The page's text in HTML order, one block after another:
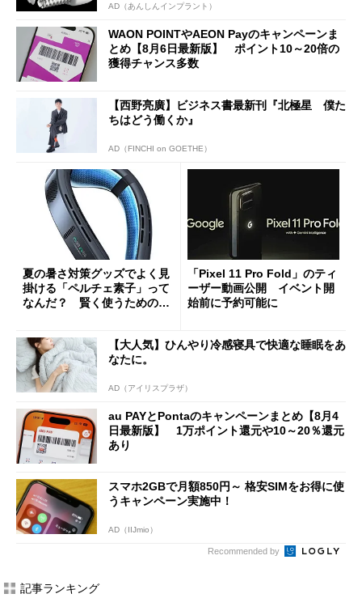
AD（あんしんインプラント）
WAON POINTやAEON Payのキャンペーンま
とめ【8月6日最新版】 ポイント10～20倍の
獲得チャンス多数
【西野亮廣】ビジネス書最新刊『北極星 僕た
ちはどう働くか』
AD（FINCHI on GOETHE）
夏の暑さ対策グッズでよく見
掛ける「ペルチェ素子」って
なんだ？ 賢く使うための注
「Pixel 11 Pro Fold」のティ
ーザー動画公開 イベント開
始前に予約可能に
【大人気】ひんやり冷感寝具で快適な睡眠をあ
なたに。
AD（アイリスプラザ）
au PAYとPontaのキャンペーンまとめ【8月4
日最新版】 1万ポイント還元や10～20％還元
あり
スマホ2GBで月額850円～ 格安SIMをお得に使
うキャンペーン実施中！
AD（IIJmio）
Recommended by
記事ランキング